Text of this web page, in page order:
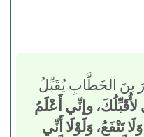
بنَ الخَطَّابِ يُقَبِّلُ
لأُقَبِّلُكَ، وإنِّي أَعْلَمُ
تَنْفَعُ، وَلَوْلَا أَنِّي